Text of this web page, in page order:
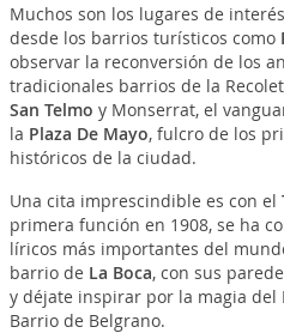
Muchos son los lugares de
desde los barrios turísticos como
observar la reconversión de los
tradicionales barrios de la
San Telmo y Monserrat, el
la Plaza De Mayo, fulcro de los
históricos de la ciudad.
Una cita imprescindible es con el
primera función en 1908, se ha
líricos más importantes del
barrio de La Boca, con sus
y déjate inspirar por la magia del
Barrio de Belgrano.